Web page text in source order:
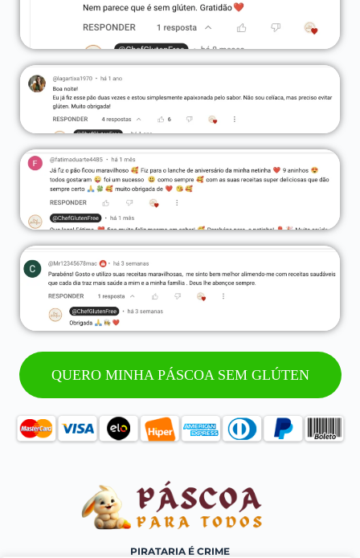
QUERO MINHA PÁSCOA SEM GLÚTEN
PIRATARIA É CRIME